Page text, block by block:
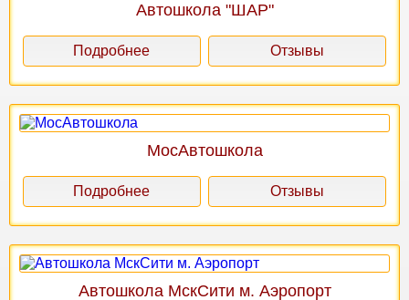
Автошкола "ШАР"
Подробнее Отзывы
МосАвтошкола
Подробнее Отзывы
Автошкола МскСити м. Аэропорт